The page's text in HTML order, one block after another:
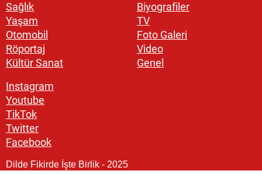
Sağlık
Yaşam
Otomobil
Röportaj
Kültür Sanat
Biyografiler
TV
Foto Galeri
Video
Genel
Instagram
Youtube
TikTok
Twitter
Facebook
Dilde Fikirde İşte Birlik - 2025